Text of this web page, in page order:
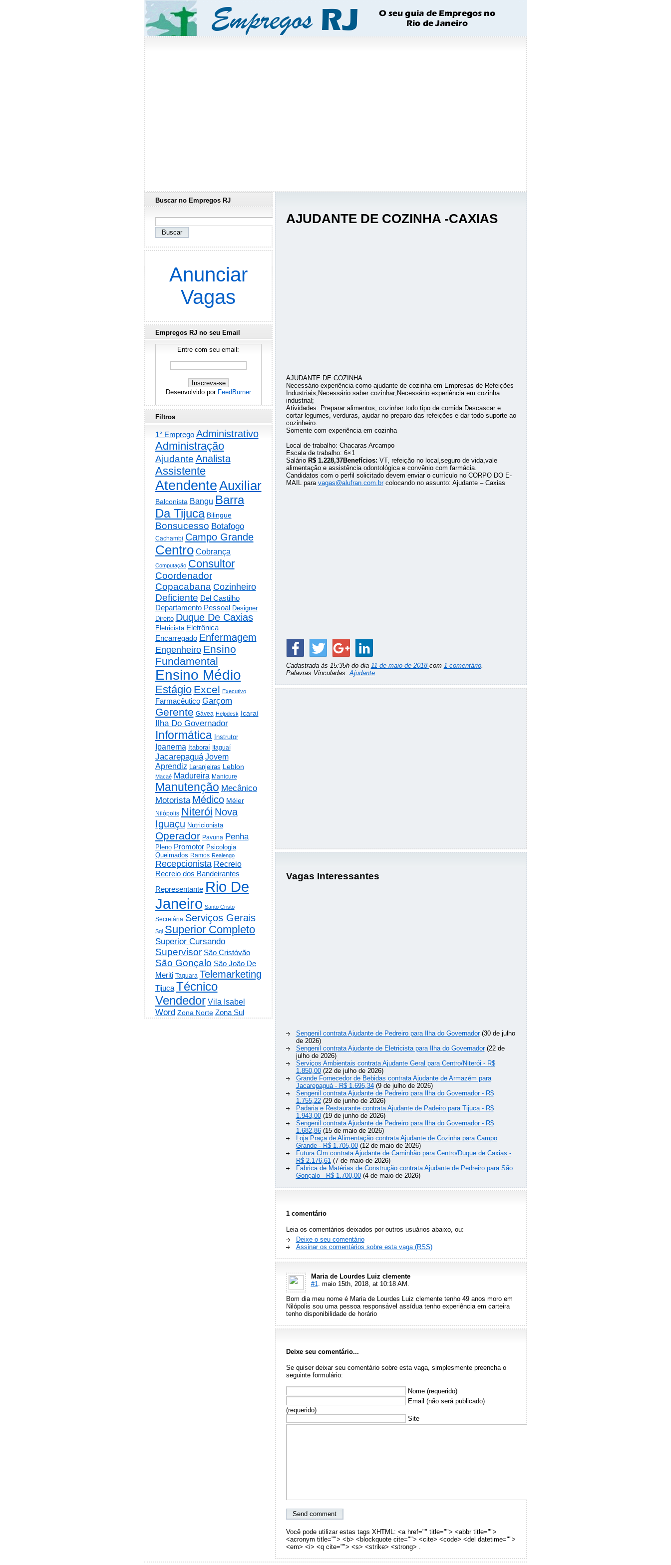
AJUDANTE DE COZINHA -CAXIAS
AJUDANTE DE COZINHA
Necessário experiência como ajudante de cozinha em Empresas de Refeições
Industriais;Necessário saber cozinhar;Necessário experiência em cozinha
industrial;
Atividades: Preparar alimentos, cozinhar todo tipo de comida.Descascar e
cortar legumes, verduras, ajudar no preparo das refeições e dar todo suporte ao
cozinheiro.
Somente com experiência em cozinha
Local de trabalho: Chacaras Arcampo
Escala de trabalho: 6×1
Salário R$ 1.228,37Benefícios: VT, refeição no local,seguro de vida,vale
alimentação e assistência odontológica e convênio com farmácia.
Candidatos com o perfil solicitado devem enviar o currículo no CORPO DO E-
MAIL para vagas@alufran.com.brcolocando no assunto: Ajudante – Caxias
Cadastrada às 15:35h do dia 11 de maio de 2018 com 1 comentário.
Palavras Vinculadas:Ajudante
Vagas Interessantes
Sengenil contrata Ajudante de Pedreiro para Ilha do Governador(30 de julho
de 2026)
Sengenil contrata Ajudante de Eletricista para Ilha do Governador(22 de
julho de 2026)
Serviços Ambientais contrata Ajudante Geral para Centro/Niterói - R$
1.850,00(22 de julho de 2026)
Grande Fornecedor de Bebidas contrata Ajudante de Armazém para
Jacarepaguá - R$ 1.695,34(9 de julho de 2026)
Sengenil contrata Ajudante de Pedreiro para Ilha do Governador - R$
1.755,22(29 de junho de 2026)
Padaria e Restaurante contrata Ajudante de Padeiro para Tijuca - R$
1.943,00(19 de junho de 2026)
Sengenil contrata Ajudante de Pedreiro para Ilha do Governador - R$
1.682,86(15 de maio de 2026)
Loja Praça de Alimentação contrata Ajudante de Cozinha para Campo
Grande - R$ 1.705,00(12 de maio de 2026)
Futura Clm contrata Ajudante de Caminhão para Centro/Duque de Caxias -
R$ 2.176,61(7 de maio de 2026)
Fabrica de Matérias de Construção contrata Ajudante de Pedreiro para São
Gonçalo - R$ 1.700,00(4 de maio de 2026)
1 comentário
Leia os comentários deixados por outros usuários abaixo, ou:
Deixe o seu comentário
Assinar os comentários sobre esta vaga (RSS)
Maria de Lourdes Luiz clemente
#1. maio 15th, 2018, at 10:18 AM.
Bom dia meu nome é Maria de Lourdes Luiz clemente tenho 49 anos moro em
Nilópolis sou uma pessoa responsável assídua tenho experiência em carteira
tenho disponibilidade de horário
Deixe seu comentário...
Se quiser deixar seu comentário sobre esta vaga, simplesmente preencha o
seguinte formulário:
Nome (requerido)
Email (não será publicado)
(requerido)
Site
Você pode utilizar estas tags XHTML: <a href="" title=""> <abbr title="">
<acronym title=""> <b> <blockquote cite=""> <cite> <code> <del datetime="">
<em> <i> <q cite=""> <s> <strike> <strong> .
Buscar no Empregos RJ
Anunciar
Vagas
Empregos RJ no seu Email
Entre com seu email:
Desenvolvido por FeedBurner
Filtros
1° Emprego Administrativo
Administração
Ajudante Analista
Assistente
AtendenteAuxiliar
Balconista Bangu Barra
Da Tijuca Bilingue
Bonsucesso Botafogo
Cachambi Campo Grande
Centro Cobrança
Computação Consultor
Coordenador
Copacabana Cozinheiro
Deficiente Del Castilho
Departamento Pessoal Designer
Direito Duque De Caxias
Eletricista Eletrônica
Encarregado Enfermagem
Engenheiro Ensino
Fundamental
Ensino Médio
Estágio Excel Executivo
Farmacêutico Garçom
Gerente Gávea Helpdesk Icaraí
Ilha Do Governador
Informática Instrutor
Ipanema Itaboraí Itaguaí
Jacarepaguá Jovem
Aprendiz
Laranjeiras Leblon
Macaé Madureira Manicure
Manutenção Mecânico
Motorista Médico Méier
Nilópolis Niterói Nova
Iguaçu Nutricionista
Operador Pavuna Penha
Pleno Promotor Psicologia
Queimados Ramos Realengo
Recepcionista Recreio
Recreio dos Bandeirantes
Representante Rio De
Janeiro Santo Cristo
Secretária Serviços Gerais
Sql Superior Completo
Superior Cursando
Supervisor São Cristóvão
São Gonçalo São João De
Meriti Taquara Telemarketing
Tijuca Técnico
Vendedor Vila Isabel
Word Zona Norte Zona Sul